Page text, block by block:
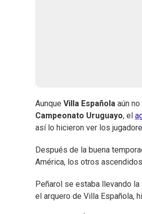
Aunque Villa Española aún
Campeonato Uruguayo, el
así lo hicieron ver los
Después de la buena
América, los otros
Peñarol se estaba llevando
el arquero de Villa Española,